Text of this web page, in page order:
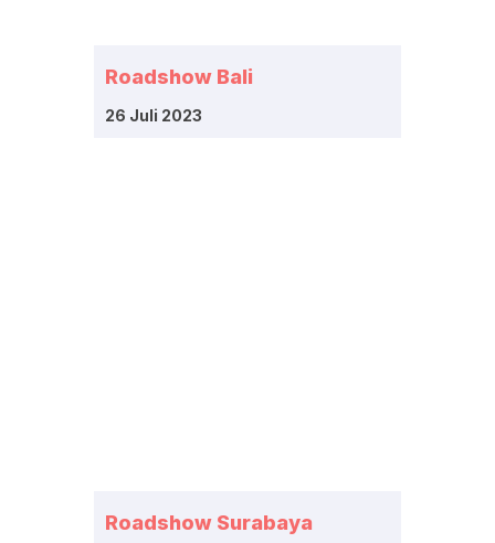
Roadshow Bali
26 Juli 2023
Roadshow Surabaya